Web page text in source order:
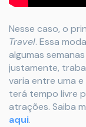
Nesse caso, o
Travel. Essa
algumas
justamente,
varia entre uma
terá tempo livre
atrações. Saiba
aqui.